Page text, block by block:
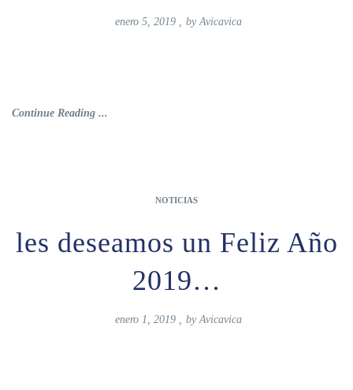
enero 5, 2019 , by Avicavica
Continue Reading ...
NOTICIAS
les deseamos un Feliz Año
2019…
enero 1, 2019 , by Avicavica